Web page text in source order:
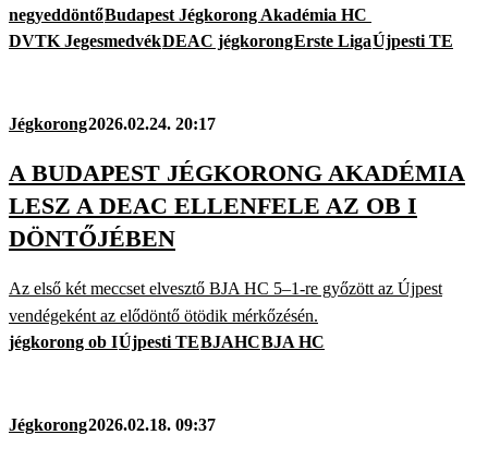
negyeddöntőBudapest Jégkorong Akadémia HC
DVTK JegesmedvékDEAC jégkorongErste LigaÚjpesti TE
Jégkorong2026.02.24. 20:17
A BUDAPEST JÉGKORONG AKADÉMIA
LESZ A DEAC ELLENFELE AZ OB I
DÖNTŐJÉBEN
Az első két meccset elvesztő BJA HC 5–1-re győzött az Újpest
vendégeként az elődöntő ötödik mérkőzésén.
jégkorong ob IÚjpesti TEBJAHCBJA HC
Jégkorong2026.02.18. 09:37